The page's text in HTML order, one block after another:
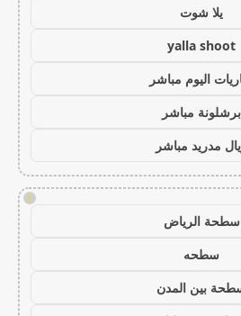
يلا شوت
yalla shoot
اليوم مباشر
برشلونة مباشر
مدريد مباشر
!
سطحة الرياض
سطحه
بين المدن